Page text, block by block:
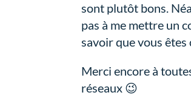
sont plutôt bons.
pas à me mettre un
savoir que vous
Merci encore à
réseaux 😉